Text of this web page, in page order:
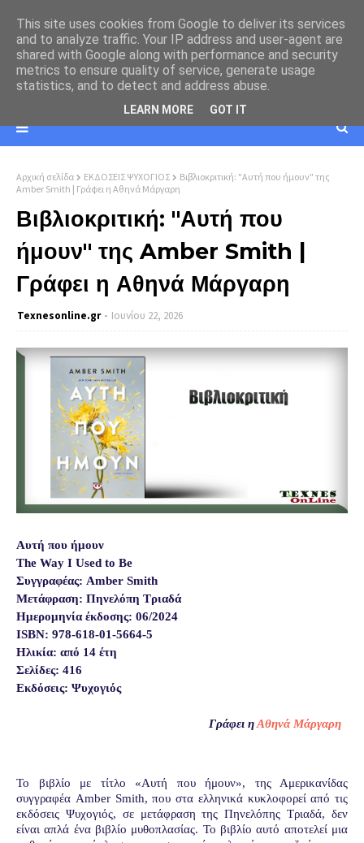
Αρχική σελίδα ΕΚΔΟΣΕΙΣ ΨΥΧΟΓΙΟΣ
Βιβλιοκριτική: "Αυτή που ήμουν" της
Amber Smith | Γράφει η Αθηνά Μάργαρη
Βιβλιοκριτική: "Αυτή που
ήμουν" της Amber Smith |
Γράφει η Αθηνά Μάργαρη
Texnesοnline.gr Ιουνίου 22, 2026
Αυτή που ήμουν
The Way I Used to Be
Συγγραφέας: Amber Smith
Μετάφραση: Πηνελόπη Τριαδά
Ημερομηνία έκδοσης: 06/2024
ISBN: 978-618-01-5664-5
Ηλικία: από 14 έτη
Σελίδες: 416
Εκδόσεις: Ψυχογιός
Γράφει ηΑθηνά Μάργαρη
Το βιβλίο με τίτλο «Αυτή που ήμουν», της Αμερικανίδας
συγγραφέα Amber Smith, που στα ελληνικά κυκλοφορεί από τις
εκδόσεις Ψυχογιός, σε μετάφραση της Πηνελόπης Τριαδά, δεν
είναι απλά ένα βιβλίο μυθοπλασίας. Το βιβλίο αυτό αποτελεί μια
This site uses cookies from Google to deliver its services
and to analyze traffic. Your IP address and user-agent are
shared with Google along with performance and security
metrics to ensure quality of service, generate usage
statistics, and to detect and address abuse.
LEARN MORE GOT IT